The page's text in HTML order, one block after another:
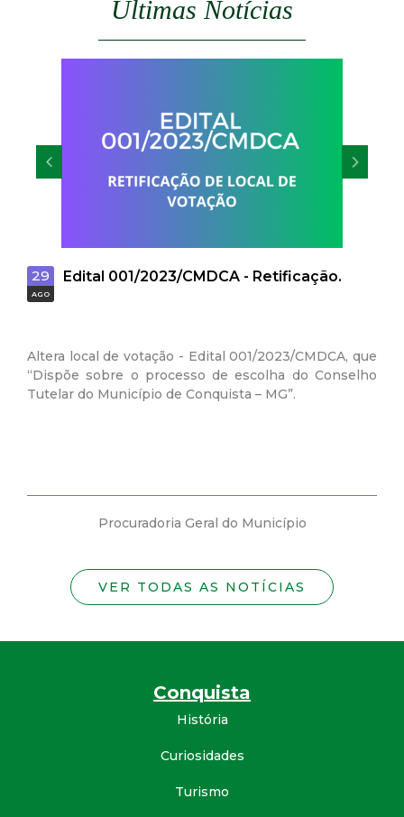
G
Últimas Notícias
29
AGO
Edital 001/2023/CMDCA - Retificação.
Altera local de votação - Edital 001/2023/CMDCA, que
“Dispõe sobre o processo de escolha do Conselho
Tutelar do Município de Conquista – MG”.
Procuradoria Geral do Município
VER TODAS AS NOTÍCIAS
Conquista
História
Curiosidades
Turismo